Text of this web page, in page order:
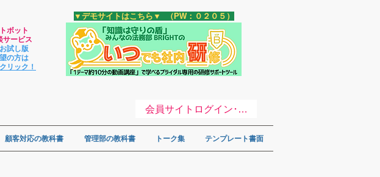
ボット
サービス
試し版
の方は
リック！
​▼デモサイトはこちら▼ （PW：０２０５）
顧客対応の教科書 管理部の教科書 トーク集 テンプレート書面